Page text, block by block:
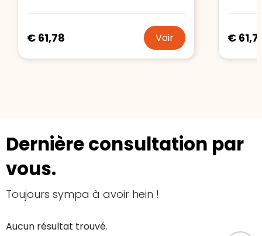
€ 61,78 Voir €
Dernière consultation par
vous.
Toujours sympa à avoir hein !
Aucun résultat trouvé.